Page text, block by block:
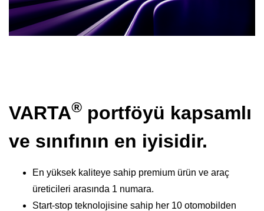
VARTA® portföyü kapsamlı
ve sınıfının en iyisidir.
En yüksek kaliteye sahip premium ürün ve araç
üreticileri arasında 1 numara.
Start-stop teknolojisine sahip her 10 otomobilden